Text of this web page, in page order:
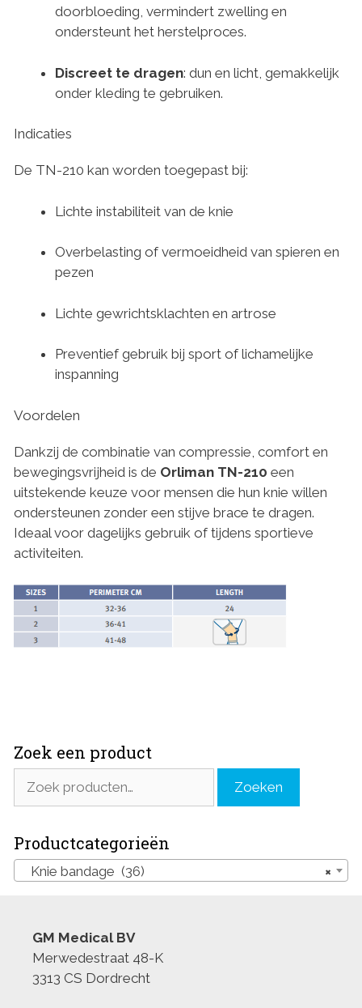
doorbloeding, vermindert zwelling en
ondersteunt het herstelproces.
Discreet te dragen: dun en licht, gemakkelijk
onder kleding te gebruiken.
Indicaties
De TN-210 kan worden toegepast bij:
Lichte instabiliteit van de knie
Overbelasting of vermoeidheid van spieren en
pezen
Lichte gewrichtsklachten en artrose
Preventief gebruik bij sport of lichamelijke
inspanning
Voordelen
Dankzij de combinatie van compressie, comfort en
bewegingsvrijheid is de Orliman TN-210 een
uitstekende keuze voor mensen die hun knie willen
ondersteunen zonder een stijve brace te dragen.
Ideaal voor dagelijks gebruik of tijdens sportieve
activiteiten.
Zoek een product
Zoeken
Productcategorieën
×
Knie bandage (36)
GM Medical BV
Merwedestraat 48-K
3313 CS Dordrecht